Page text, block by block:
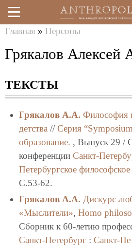
Перейти
к
содержанию
здесь
Главная » Персоны
Грякалов Алексей
ТЕКСТЫ
Грякалов А.А. Философия
детства// Серия
образование. , Выпуск 29 /
конференции Санкт-
Петербургское
C.53-62.
Грякалов А.А. Дискурс
«Мыслители», Homo
Сборник к 60-летию
Санкт-Петербург: Санкт-